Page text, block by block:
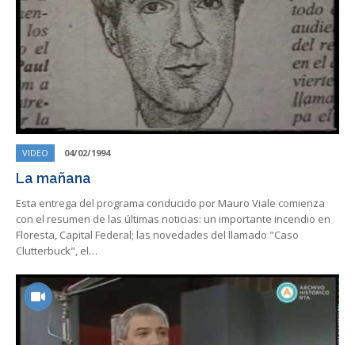
VIDEO 04/02/1994
La mañana
Esta entrega del programa conducido por Mauro Viale comienza
con el resumen de las últimas noticias: un importante incendio en
Floresta, Capital Federal; las novedades del llamado "Caso
Clutterbuck", el…